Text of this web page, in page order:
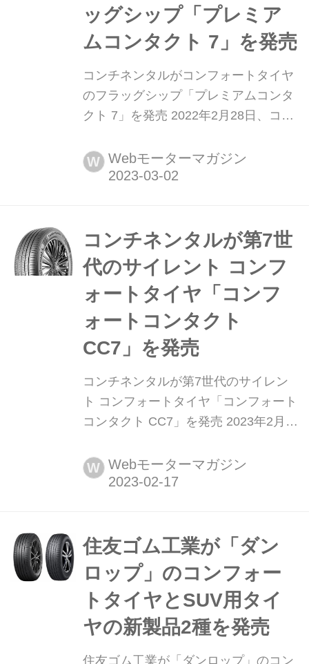
ッグシップ「プレミア
ムコンタクト 7」を発売
コンチネンタルがコンフォートタイヤ
のフラッグシップ「プレミアムコンタ
クト 7」を発売 2022年2月28日、コン
限の安全性に焦点をあてて開発したパ
フォーマンス・コンフォートタイヤ
り発売する。発売サイズは17~19イン
チの15サイズで、価格はオー...
W Webモーターマガジン
コンチネンタルが第7世
代のサイレント コンフ
ォートタイヤ「コンフ
ォートコンタクト
CC7」を発売
コンチネンタルが第7世代のサイレン
ト コンフォートタイヤ「コンフォート
コンタクト CC7」を発売 2023年2月
ンは、高い静粛性とストレスを感じさ
せない滑らかな乗り心地を追求したサ
(ComfortContact)CC7)」を発表。2023
年3月より順次発売する。
W Webモーターマガジン
住友ゴム工業が「ダン
ロップ」のコンフォー
トタイヤとSUV用タイ
ヤの新製品2種を発売
住友ゴム工業が「ダンロップ」のコン